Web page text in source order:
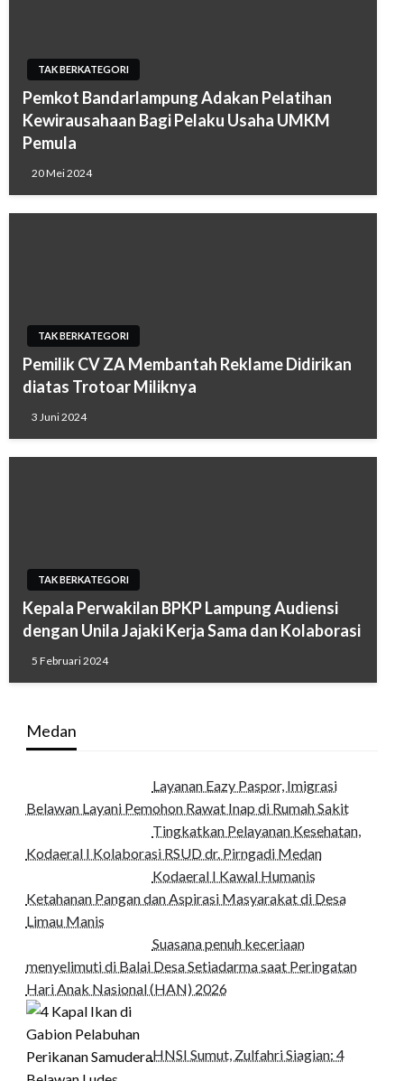
TAK BERKATEGORI
Pemkot Bandarlampung Adakan Pelatihan
Kewirausahaan Bagi Pelaku Usaha UMKM
Pemula
20 Mei 2024
TAK BERKATEGORI
Pemilik CV ZA Membantah Reklame Didirikan
diatas Trotoar Miliknya
3 Juni 2024
TAK BERKATEGORI
Kepala Perwakilan BPKP Lampung Audiensi
dengan Unila Jajaki Kerja Sama dan Kolaborasi
5 Februari 2024
Medan
Layanan Eazy Paspor, Imigrasi
Belawan Layani Pemohon Rawat Inap di Rumah Sakit
Tingkatkan Pelayanan Kesehatan,
Kodaeral I Kolaborasi RSUD dr. Pirngadi Medan‎
Kodaeral I Kawal Humanis
Ketahanan Pangan dan Aspirasi Masyarakat di Desa
Limau Manis
Suasana penuh keceriaan
menyelimuti di Balai Desa Setiadarma saat Peringatan
Hari Anak Nasional (HAN) 2026
HNSI Sumut, Zulfahri Siagian: 4